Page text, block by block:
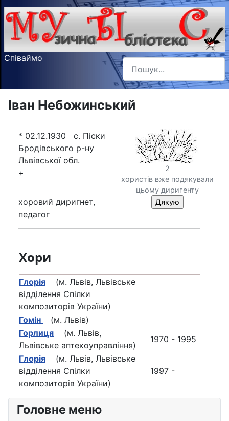
Співаймо Пошук
Type 2 or more characters
Головне меню
Іван Небожинський
2
хористів вже подякували
цьому диригенту
* 02.12.1930 с. Піски
Бродівського р-ну
Львівської обл.
+
хоровий диригнет,
педагог
Хори
Глорія (м. Львів, Львівське
відділення Спілки
композиторів України)
Гомін
(м. Львів)
Горлиця (м. Львів,
Львівське аптекоуправління)
1970 - 1995
Глорія (м. Львів, Львівське
відділення Спілки
композиторів України)
1997 -